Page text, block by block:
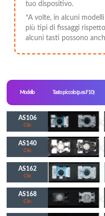
tuo dispositivo.
*A volte, in alcuni
più tipi di fissaggi
alcuni tasti possono
Modello Tasto piccolo (p. es. F10)
AS106
Clic
AS140
Clic
AS162
Clic
AS168
Clic